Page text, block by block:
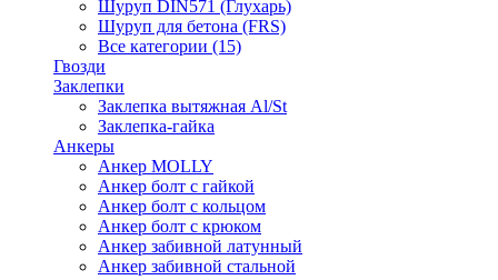
Шуруп DIN571 (Глухарь)
Шуруп для бетона (FRS)
Все категории (15)
Гвозди
Заклепки
Заклепка вытяжная Al/St
Заклепка-гайка
Анкеры
Анкер MOLLY
Анкер болт с гайкой
Анкер болт с кольцом
Анкер болт с крюком
Анкер забивной латунный
Анкер забивной стальной